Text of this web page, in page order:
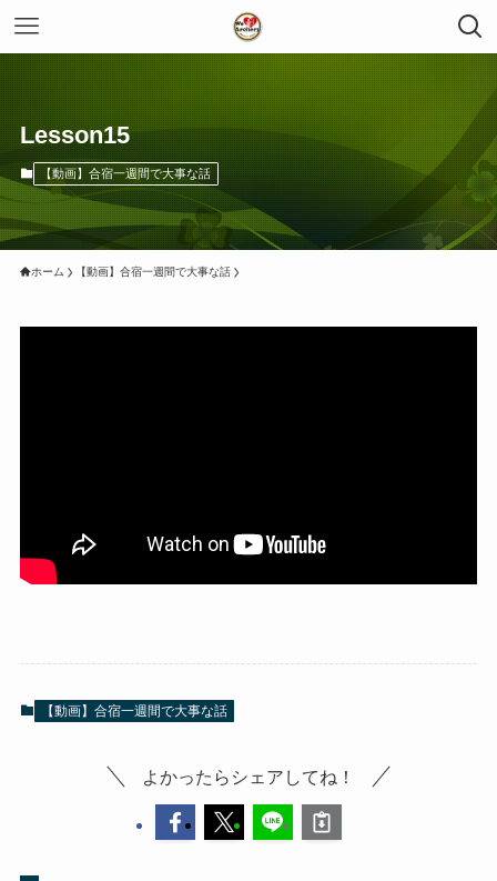
Lesson15
【動画】合宿一週間で大事な話
ホーム 【動画】合宿一週間で大事な話
【動画】合宿一週間で大事な話
よかったらシェアしてね！